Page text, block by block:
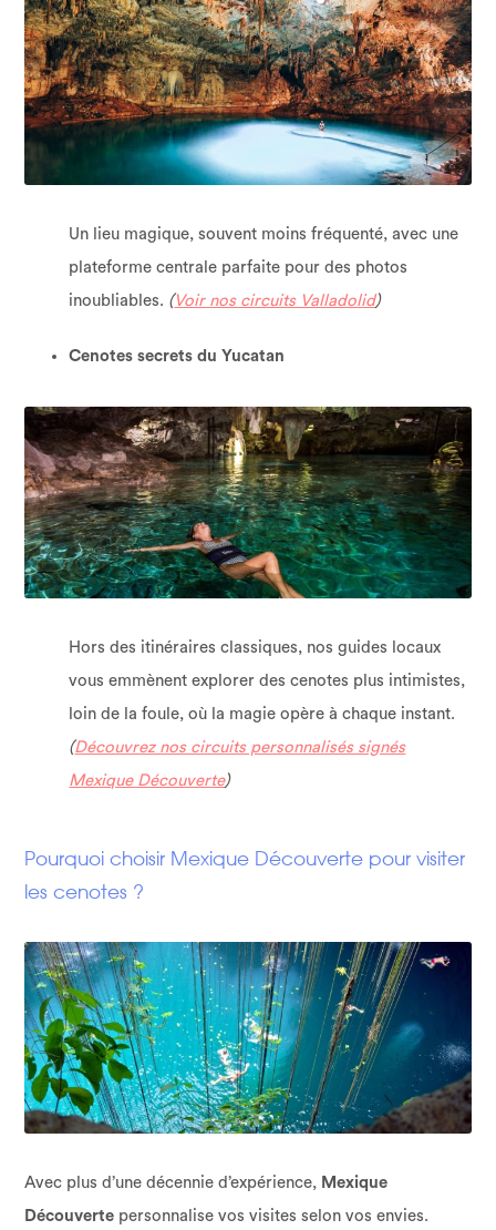
Un lieu magique, souvent moins fréquenté, avec une
plateforme centrale parfaite pour des photos
inoubliables. (Voir nos circuits Valladolid)
Cenotes secrets du Yucatan
Hors des itinéraires classiques, nos guides locaux
vous emmènent explorer des cenotes plus intimistes,
loin de la foule, où la magie opère à chaque instant.
(Découvrez nos circuits personnalisés signés
Mexique Découverte)
Pourquoi choisir Mexique Découverte pour visiter
les cenotes ?
Avec plus d’une décennie d’expérience, Mexique
Découverte personnalise vos visites selon vos envies.